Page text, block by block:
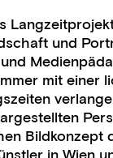
und
mit